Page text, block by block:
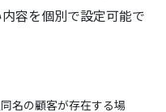
容を個別で設定可能で
名の顧客が存在する場